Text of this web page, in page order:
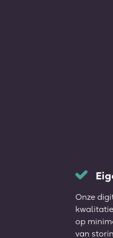
Onze
op
van